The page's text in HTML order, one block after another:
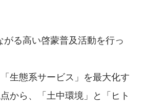
る高い啓蒙普及活動を行っ
生態系サービス」を最大化す
から、「土中環境」と「ヒト